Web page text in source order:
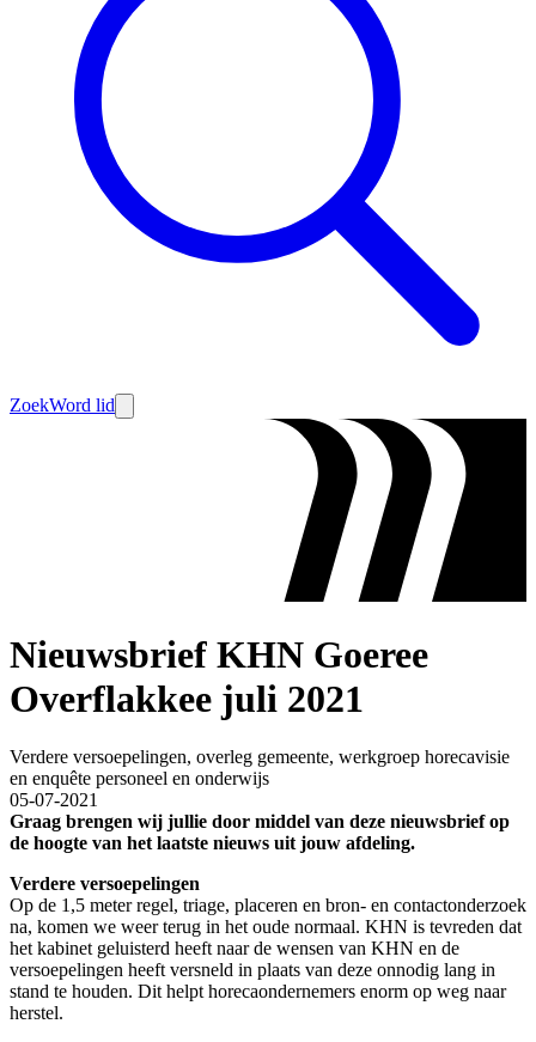
ZoekWord lid
Nieuwsbrief KHN Goeree
Overflakkee juli 2021
Verdere versoepelingen, overleg gemeente, werkgroep horecavisie
en enquête personeel en onderwijs
05-07-2021
Graag brengen wij jullie door middel van deze nieuwsbrief op
de hoogte van het laatste nieuws uit jouw afdeling.
Verdere versoepelingen
Op de 1,5 meter regel, triage, placeren en bron- en contactonderzoek
na, komen we weer terug in het oude normaal. KHN is tevreden dat
het kabinet geluisterd heeft naar de wensen van KHN en de
versoepelingen heeft versneld in plaats van deze onnodig lang in
stand te houden. Dit helpt horecaondernemers enorm op weg naar
herstel.